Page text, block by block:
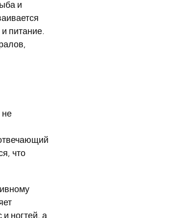
и
питание.
не
что
ногтей, а